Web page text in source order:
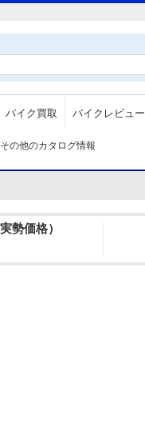
バイク買取 バイクレビュー
の他のカタログ情報
勢価格）